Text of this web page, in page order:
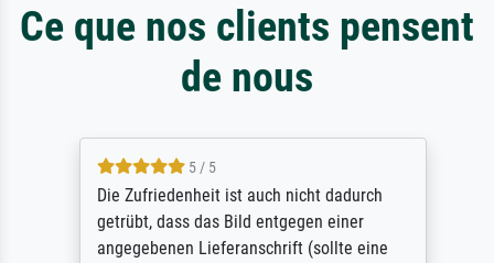
Ce que nos clients pensent
de nous
5 / 5
Die Zufriedenheit ist auch nicht dadurch
getrübt, dass das Bild entgegen einer
angegebenen Lieferanschrift (sollte eine